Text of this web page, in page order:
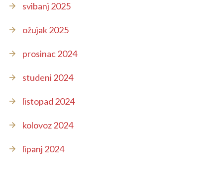
svibanj 2025
ožujak 2025
prosinac 2024
studeni 2024
listopad 2024
kolovoz 2024
lipanj 2024